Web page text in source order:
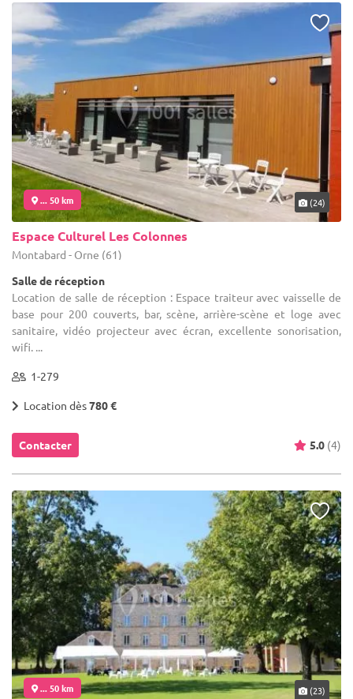
... 50 km (24)
Espace Culturel Les Colonnes
Montabard - Orne (61)
Salle de réception
Location de salle de réception : Espace traiteur avec vaisselle de
base pour 200 couverts, bar, scène, arrière-scène et loge avec
sanitaire, vidéo projecteur avec écran, excellente sonorisation,
wifi. ...
1-279
Location dès780 €
Contacter 5.0 (4)
... 50 km (23)